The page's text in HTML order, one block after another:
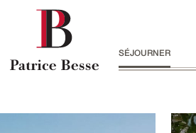
SÉJOURNER